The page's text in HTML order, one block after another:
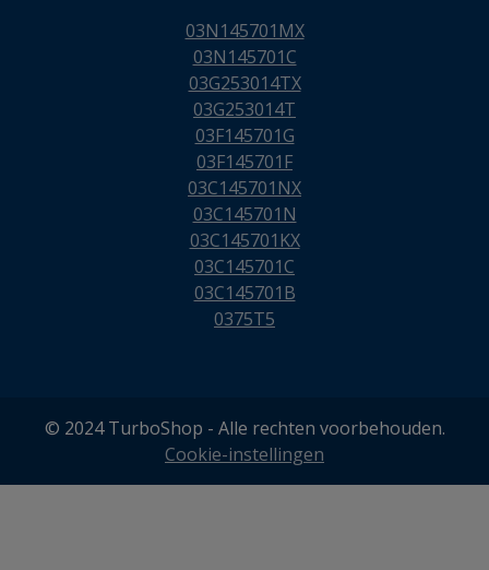
03N145701MX
03N145701C
03G253014TX
03G253014T
03F145701G
03F145701F
03C145701NX
03C145701N
03C145701KX
03C145701C
03C145701B
0375T5
© 2024 TurboShop - Alle rechten voorbehouden.
Cookie-instellingen